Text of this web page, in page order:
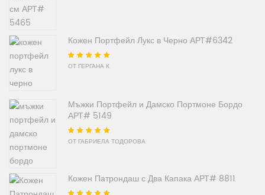
Кожен Портфейл Лукс в Черно АРТ#6342
Оценено на 5
ОТ ГЕРГАНА К.
Мъжки Портфейл и Дамско Портмоне Бордо
АРТ# 5149
Оценено на5 от
ОТ ГАБРИЕЛА ТОДОРОВА
Кожен Патрондаш с Два Капака АРТ# 8811